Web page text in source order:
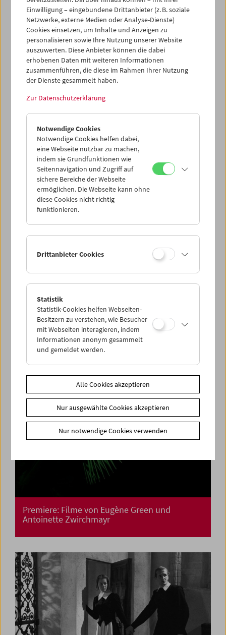
Jean-Luc Godard 3
Das Heim kehren
Elfriede Jelinek, Paula Wessely und das
beschmutzte Nest
Premiere: Filme von Eugène Green und
Antoinette Zwirchmayr
Einwilligung – eingebundene Drittanbieter (z. B. soziale
Netzwerke, externe Medien oder Analyse-Dienste)
Cookies einsetzen, um Inhalte und Anzeigen zu
personalisieren sowie Ihre Nutzung unserer Website
auszuwerten. Diese Anbieter können die dabei
erhobenen Daten mit weiteren Informationen
zusammenführen, die diese im Rahmen Ihrer Nutzung
der Dienste gesammelt haben.
Zur Datenschutzerklärung
Notwendige Cookies
Notwendige Cookies helfen dabei,
eine Webseite nutzbar zu machen,
indem sie Grundfunktionen wie
Seitennavigation und Zugriff auf
sichere Bereiche der Webseite
ermöglichen. Die Webseite kann ohne
diese Cookies nicht richtig
funktionieren.
Drittanbieter Cookies
Statistik
Statistik-Cookies helfen Webseiten-
Besitzern zu verstehen, wie Besucher
mit Webseiten interagieren, indem
Informationen anonym gesammelt
und gemeldet werden.
Alle Cookies akzeptieren
Nur ausgewählte Cookies akzeptieren
Nur notwendige Cookies verwenden